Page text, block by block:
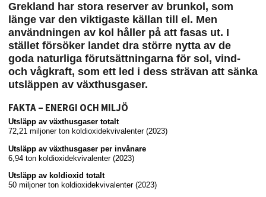
Grekland har stora reserver av brunkol, som
länge var den viktigaste källan till el. Men
användningen av kol håller på att fasas ut. I
stället försöker landet dra större nytta av de
goda naturliga förutsättningarna för sol, vind-
och vågkraft, som ett led i dess strävan att sänka
utsläppen av växthusgaser.
FAKTA – ENERGI OCH MILJÖ
Utsläpp av växthusgaser totalt
72,21 miljoner ton koldioxidekvivalenter (2023)
Utsläpp av växthusgaser per invånare
6,94 ton koldioxidekvivalenter (2023)
Utsläpp av koldioxid totalt
50 miljoner ton koldioxidekvivalenter (2023)